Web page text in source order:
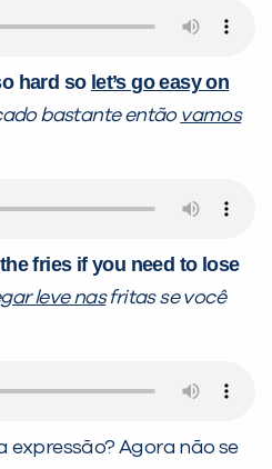
hard so let’s go easy on
bastante então vamos
the fries if you need to lose
leve nasfritas se você
expressão? Agora não se